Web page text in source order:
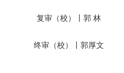
复审（校）丨郭 林
终审（校）丨郭厚文